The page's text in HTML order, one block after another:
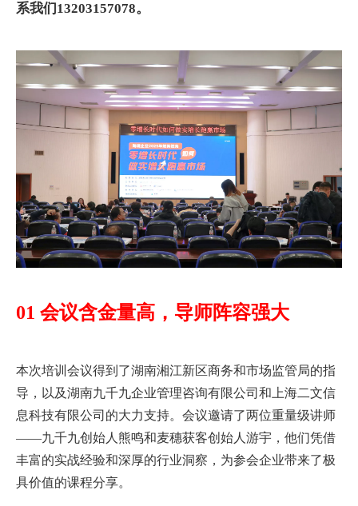
系我们13203157078。
01 会议含金量高，导师阵容强大
本次培训会议得到了湖南湘江新区商务和市场监管局的指
导，以及湖南九千九企业管理咨询有限公司和上海二文信
息科技有限公司的大力支持。会议邀请了两位重量级讲师
——九千九创始人熊鸣和麦穗获客创始人游宇，他们凭借
丰富的实战经验和深厚的行业洞察，为参会企业带来了极
具价值的课程分享。